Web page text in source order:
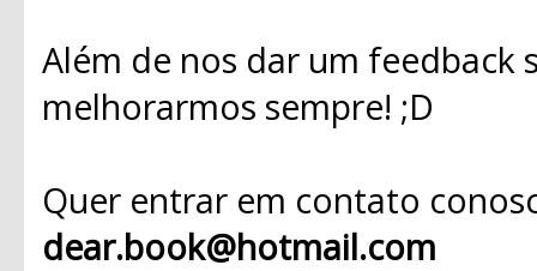
Além de nos dar um
melhorarmos sempre! ;D
Quer entrar em contato
dear.book@hotmail.com